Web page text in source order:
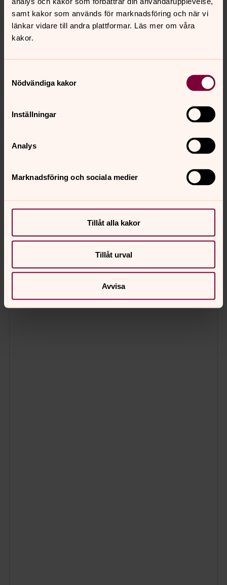
samt kakor som används för marknadsföring och när vi
länkar vidare till andra plattformar. Läs mer om våra
kakor.
Nödvändiga kakor
Inställningar
Analys
Marknadsföring och sociala medier
Tillåt alla kakor
Tillåt urval
Avvisa